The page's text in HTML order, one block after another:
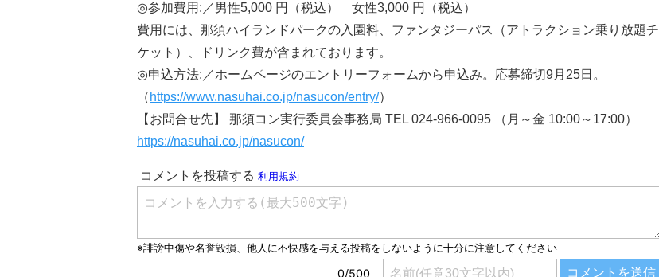
◎参加費用:／男性5,000 円（税込） 女性3,000 円（税込）
費用には、那須ハイランドパークの入園料、ファンタジーパス（アトラクション乗り放題チ
ケット）、ドリンク費が含まれております。
◎申込方法:／ホームページのエントリーフォームから申込み。応募締切9月25日。
（ https://www.nasuhai.co.jp/nasucon/entry/）
【お問合せ先】 那須コン実行委員会事務局 TEL 024-966-0095 （月～金 10:00～17:00）
https://nasuhai.co.jp/nasucon/